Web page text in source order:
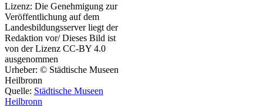
Lizenz: Die Genehmigung zur
Veröffentlichung auf dem
Landesbildungsserver liegt der
Redaktion vor/ Dieses Bild ist
von der Lizenz CC-BY 4.0
ausgenommen
Urheber: © Städtische Museen
Heilbronn
Quelle: Städtische Museen
Heilbronn